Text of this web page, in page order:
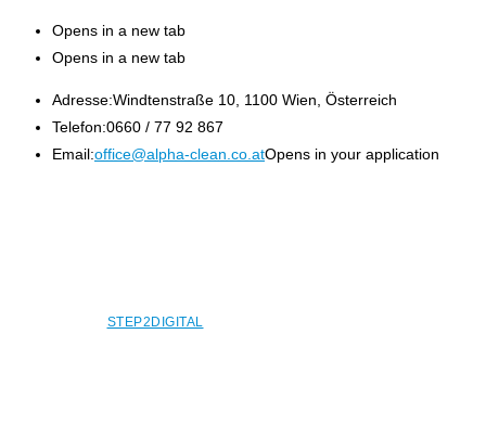
Opens in a new tab
Opens in a new tab
Adresse:Windtenstraße 10, 1100 Wien, Österreich
Telefon:0660 / 77 92 867
Email:office@alpha-clean.co.atOpens in your application
STEP2DIGITAL